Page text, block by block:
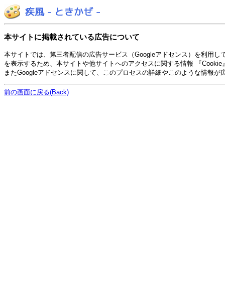
本サイトに掲載されている広告について
本サイトでは、第三者配信の広告サービス（Googleアドセンス）を利用
を表示するため、本サイトや他サイトへのアクセスに関する情報 『
またGoogleアドセンスに関して、このプロセスの詳細やこのような情報
前の画面に戻る(Back)